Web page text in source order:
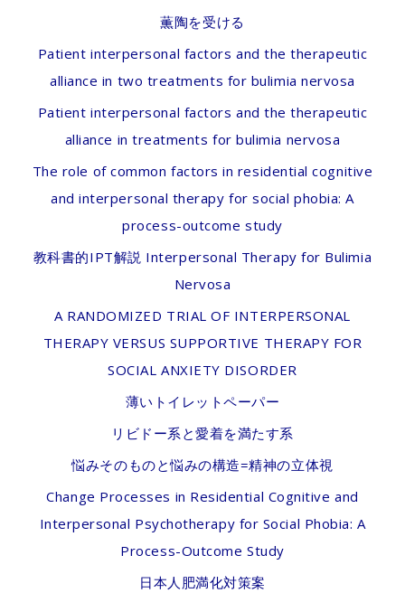
薫陶を受ける
Patient interpersonal factors and the therapeutic
alliance in two treatments for bulimia nervosa
Patient interpersonal factors and the therapeutic
alliance in treatments for bulimia nervosa
The role of common factors in residential cognitive
and interpersonal therapy for social phobia: A
process-outcome study
教科書的IPT解説 Interpersonal Therapy for Bulimia
Nervosa
A RANDOMIZED TRIAL OF INTERPERSONAL
THERAPY VERSUS SUPPORTIVE THERAPY FOR
SOCIAL ANXIETY DISORDER
薄いトイレットペーパー
リビドー系と愛着を満たす系
悩みそのものと悩みの構造=精神の立体視
Change Processes in Residential Cognitive and
Interpersonal Psychotherapy for Social Phobia: A
Process-Outcome Study
日本人肥満化対策案